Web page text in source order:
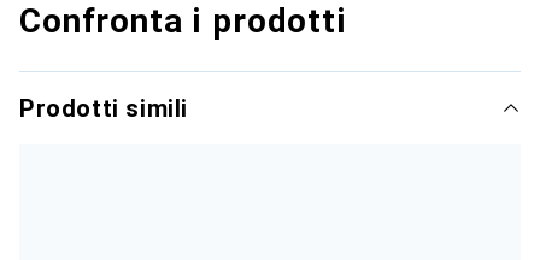
Confronta i prodotti
Prodotti simili